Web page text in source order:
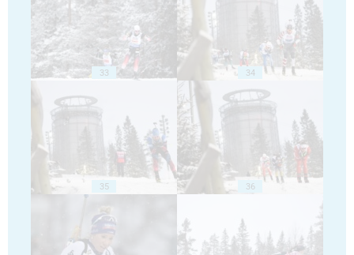
33 34
35 36